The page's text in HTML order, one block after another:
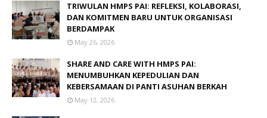
TRIWULAN HMPS PAI: REFLEKSI, KOLABORASI,
DAN KOMITMEN BARU UNTUK ORGANISASI
BERDAMPAK
May 26, 2026
SHARE AND CARE WITH HMPS PAI:
MENUMBUHKAN KEPEDULIAN DAN
KEBERSAMAAN DI PANTI ASUHAN BERKAH
May 12, 2026